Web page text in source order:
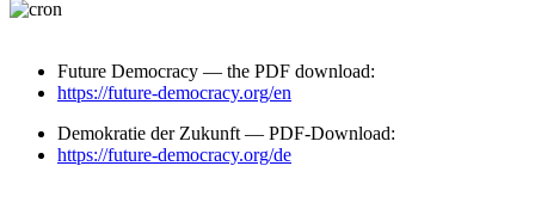
Future Democracy — the PDF download:
https://future-democracy.org/en
Demokratie der Zukunft — PDF-Download:
https://future-democracy.org/de